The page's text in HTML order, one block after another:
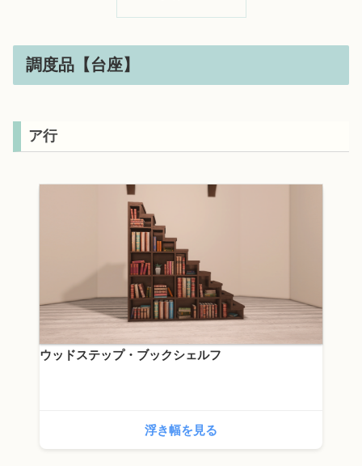
調度品【台座】
ア行
ウッドステップ・ブックシェルフ
浮き幅を見る